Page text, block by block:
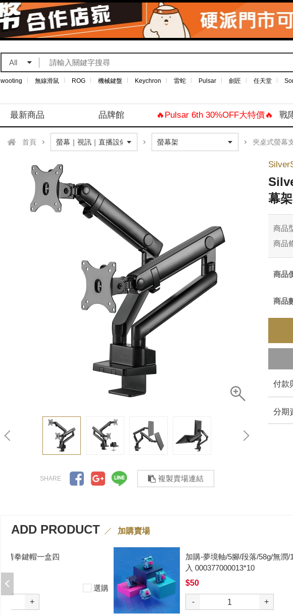
All
wooting 無線滑鼠 ROG 機械鍵盤 Keychron 雷蛇 Pulsar 劍匠 任天堂
最新商品 品牌館 🔥Pulsar 6th 30%OFF大特價🔥 戰
首頁 夾桌式螢幕
複製賣場連結
幕架
商品
商品
商品
商品
付款
分期
ADD PRODUCT 加購賣場
加購-夢境軸/5腳/段落/58g/無潤/10
入 000377000013*10
$50
-